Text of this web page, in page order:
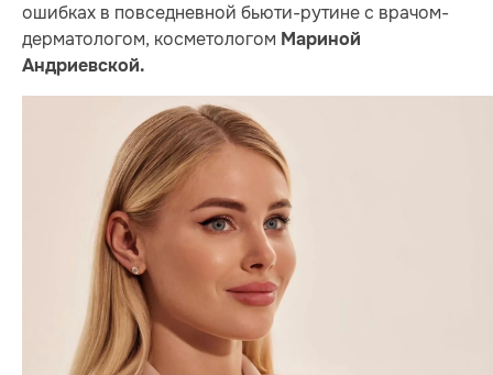
ошибках в повседневной бьюти-рутине с врачом-
дерматологом, косметологом Мариной
Андриевской.